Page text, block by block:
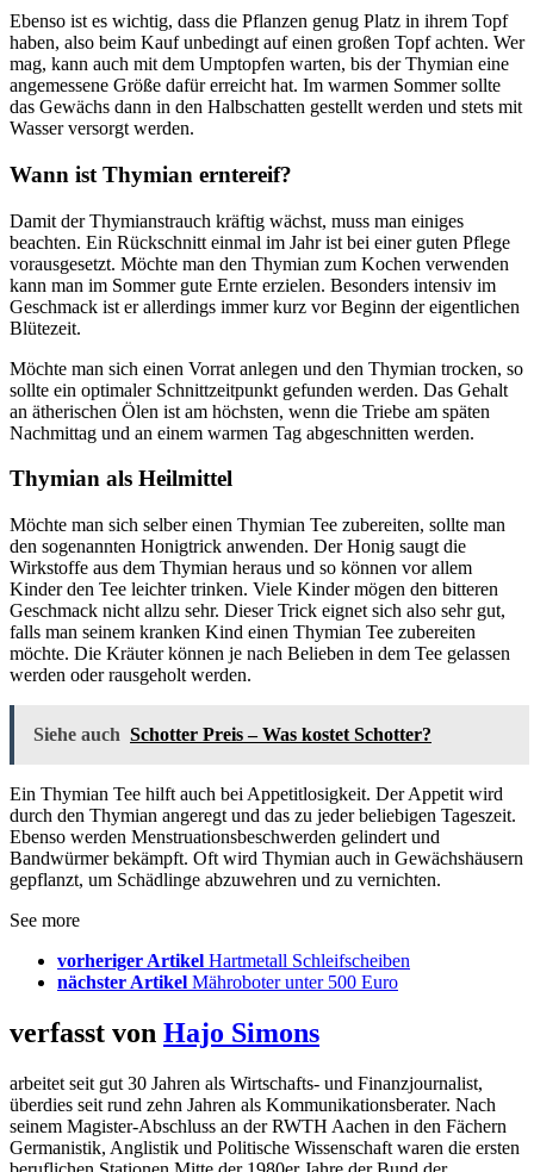
Ebenso ist es wichtig, dass die Pflanzen genug Platz in ihrem Topf
haben, also beim Kauf unbedingt auf einen großen Topf achten. Wer
mag, kann auch mit dem Umptopfen warten, bis der Thymian eine
angemessene Größe dafür erreicht hat. Im warmen Sommer sollte
das Gewächs dann in den Halbschatten gestellt werden und stets mit
Wasser versorgt werden.
Wann ist Thymian erntereif?
Damit der Thymianstrauch kräftig wächst, muss man einiges
beachten. Ein Rückschnitt einmal im Jahr ist bei einer guten Pflege
vorausgesetzt. Möchte man den Thymian zum Kochen verwenden
kann man im Sommer gute Ernte erzielen. Besonders intensiv im
Geschmack ist er allerdings immer kurz vor Beginn der eigentlichen
Blütezeit.
Möchte man sich einen Vorrat anlegen und den Thymian trocken, so
sollte ein optimaler Schnittzeitpunkt gefunden werden. Das Gehalt
an ätherischen Ölen ist am höchsten, wenn die Triebe am späten
Nachmittag und an einem warmen Tag abgeschnitten werden.
Thymian als Heilmittel
Möchte man sich selber einen Thymian Tee zubereiten, sollte man
den sogenannten Honigtrick anwenden. Der Honig saugt die
Wirkstoffe aus dem Thymian heraus und so können vor allem
Kinder den Tee leichter trinken. Viele Kinder mögen den bitteren
Geschmack nicht allzu sehr. Dieser Trick eignet sich also sehr gut,
falls man seinem kranken Kind einen Thymian Tee zubereiten
möchte. Die Kräuter können je nach Belieben in dem Tee gelassen
werden oder rausgeholt werden.
Siehe auch Schotter Preis – Was kostet Schotter?
Ein Thymian Tee hilft auch bei Appetitlosigkeit. Der Appetit wird
durch den Thymian angeregt und das zu jeder beliebigen Tageszeit.
Ebenso werden Menstruationsbeschwerden gelindert und
Bandwürmer bekämpft. Oft wird Thymian auch in Gewächshäusern
gepflanzt, um Schädlinge abzuwehren und zu vernichten.
See more
vorheriger Artikel Hartmetall Schleifscheiben
nächster Artikel Mähroboter unter 500 Euro
verfasst von Hajo Simons
arbeitet seit gut 30 Jahren als Wirtschafts- und Finanzjournalist,
überdies seit rund zehn Jahren als Kommunikationsberater. Nach
seinem Magister-Abschluss an der RWTH Aachen in den Fächern
Germanistik, Anglistik und Politische Wissenschaft waren die ersten